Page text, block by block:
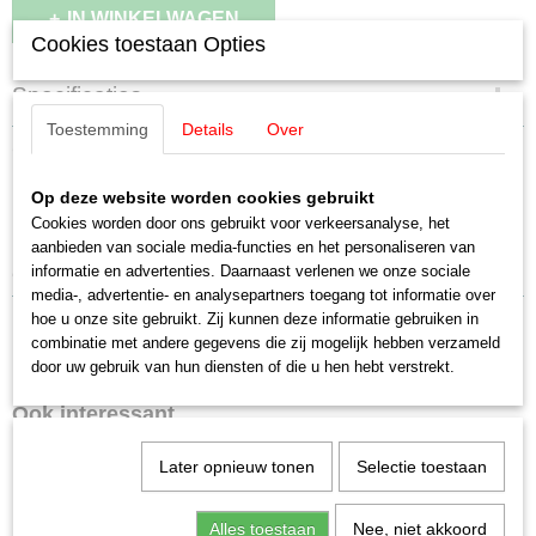
IN WINKELWAGEN
Specificaties
Productcode leverancier
Schaal
H0 (1:87)
Staat
Nieuw
Omschrijving
Märklin E600800 condensator
270pF/100V (2 stuks)
Ook interessant
Cookies toestaan Opties
Toestemming Details Over
Op deze website worden cookies gebruikt
Cookies worden door ons gebruikt voor verkeersanalyse, het
aanbieden van sociale media-functies en het personaliseren van
informatie en advertenties. Daarnaast verlenen we onze sociale
media-, advertentie- en analysepartners toegang tot informatie over
hoe u onze site gebruikt. Zij kunnen deze informatie gebruiken in
combinatie met andere gegevens die zij mogelijk hebben verzameld
door uw gebruik van hun diensten of die u hen hebt verstrekt.
Later opnieuw tonen Selectie toestaan
Alles toestaan Nee, niet akkoord